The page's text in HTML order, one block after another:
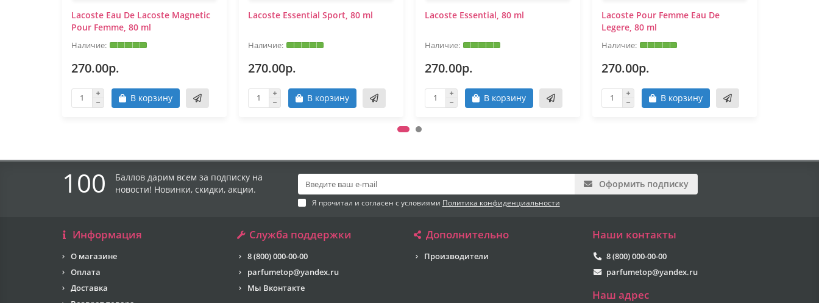
Lacoste Eau De Lacoste Magnetic
Pour Femme, 80 ml
270.00р.
В корзину
Lacoste Essential Sport, 80 ml
270.00р.
В корзину
Lacoste Essential, 80 ml
270.00р.
В корзину
Lacoste Pour Femme Eau De
Legere, 80 ml
270.00р.
В корзину
100
Баллов дарим всем за подписку на
новости! Новинки, скидки, акции.
Оформить подписку
Я прочитал и согласен с условиями Политика конфиденциальности
Информация
О магазине
Оплата
Доставка
Служба поддержки
8 (800) 000-00-00
parfumetop@yandex.ru
Мы Вконтакте
Дополнительно
Производители
Наши контакты
8 (800) 000-00-00
parfumetop@yandex.ru
Наш адрес